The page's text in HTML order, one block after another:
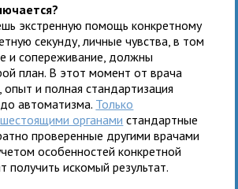
экстренную помощь конкретному
секунду, личные чувства, в том
и сопереживание, должны
план. В этот момент от врача
опыт и полная стандартизация
автоматизма. Только
органами стандартные
проверенные другими врачами
особенностей конкретной
получить искомый результат.